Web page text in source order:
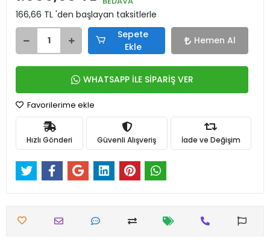
166,66 TL 'den başlayan taksitlerle
Sepete
Ekle
Hemen Al
WHATSAPP İLE SİPARİŞ VER
Favorilerime ekle
Hızlı Gönderi Güvenli Alışveriş İade ve Değişim